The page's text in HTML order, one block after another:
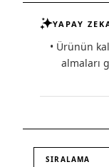
YAPAY
• Ürünün
almaları
SIRALAMA